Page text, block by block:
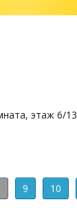
этаж 6/13
9 10